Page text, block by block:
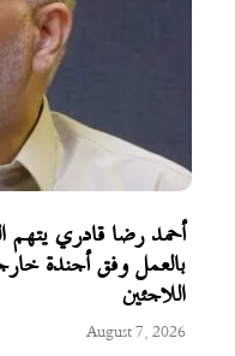
أحمد رضا قادري يتهم
بالعمل وفق أجندة
اللاجئين
August 7, 2026